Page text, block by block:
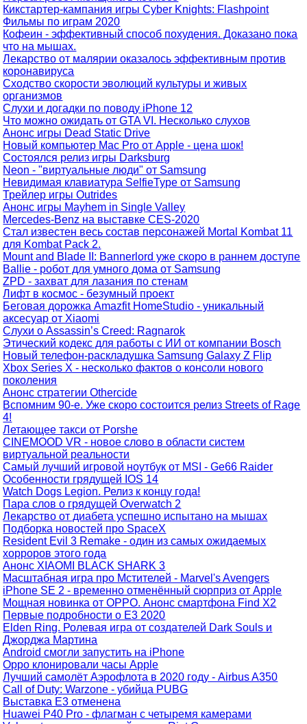
Кикстартер-кампания игры Cyber Knights: Flashpoint
Фильмы по играм 2020
Кофеин - эффективный способ похудения. Доказано пока
что на мышах.
Лекарство от малярии оказалось эффективным против
коронавируса
Сходство скорости эволюций культуры и живых
организмов
Слухи и догадки по поводу iPhone 12
Что можно ожидать от GTA VI. Несколько слухов
Aнонс игры Dead Static Drive
Новый компьютер Mac Pro от Apple - цена шок!
Состоялся релиз игры Darksburg
Neon - "виртуальные люди" от Samsung
Невидимая клавиатура SelfieType от Samsung
Трейлер игры Outrides
Анонс игры Mayhem in Single Valley
Mercedes-Benz на выставке CES-2020
Стал известен весь состав персонажей Mortal Kombat 11
для Kombat Pack 2.
Mount and Blade II: Bannerlord уже скоро в раннем доступе
Ballie - робот для умного дома от Samsung
ZPD - захват для лазания по стенам
Лифт в космос - безумный проект
Беговая дорожка Amazfit HomeStudio - уникальный
аксесуар от Xiaomi
Слухи о Assassin’s Creed: Ragnarok
Этический кодекс для работы с ИИ от компании Bosch
Новый телефон-раскладушка Samsung Galaxy Z Flip
Xbox Series X - несколько фактов о консоли нового
поколения
Анонс стратегии Othercide
Вспомним 90-е. Уже скоро состоится релиз Streets of Rage
4!
Летающее такси от Porshe
CINEMOOD VR - новое слово в области систем
виртуальной реальности
Самый лучший игровой ноутбук от MSI - Ge66 Raider
Особенности грядущей IOS 14
Watch Dogs Legion. Релиз к концу года!
Пара слов о грядущей Overwatch 2
Лекарство от диабета успешно испытано на мышах
Подборка новостей про SpaceX
Resident Evil 3 Remake - один из самых ожидаемых
хорроров этого года
Анонс XIAOMI BLACK SHARK 3
Масштабная игра про Мстителей - Marvel's Avengers
iPhone SE 2 - временно отменённый сюрприз от Apple
Мощная новинка от OPPO. Анонс смартфона Find X2
Первые подробности о E3 2020
Elden Ring. Ролевая игра от создателей Dark Souls и
Джорджа Мартина
Android смогли запустить на iPhone
Oppo клонировали часы Apple
Лучший самолёт Аэрофлота в 2020 году - Airbus A350
Call of Duty: Warzone - убийца PUBG
Выставка E3 отменена
Huawei P40 Pro - флагман с четыремя камерами